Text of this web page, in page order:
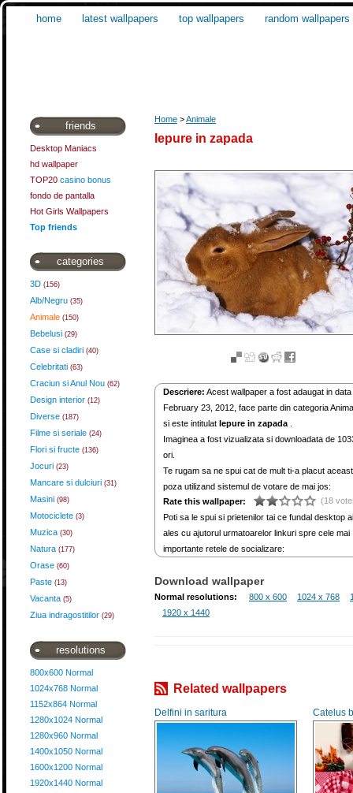
home latest wallpapers top wallpapers random wallpapers
friends
Desktop Maniacs
hd wallpaper
TOP20 casino bonus
fondo de pantalla
Hot Girls Wallpapers
Top friends
categories
3D (156)
Alb/Negru (35)
Animale (150)
Bebelusi (29)
Case si cladiri (40)
Celebritati (63)
Craciun si Anul Nou (62)
Design interior (12)
Diverse (187)
Filme si seriale (24)
Flori si fructe (136)
Jocuri (23)
Mancare si dulciuri (31)
Masini (98)
Motociclete (3)
Muzica (30)
Natura (177)
Orase (60)
Paste (13)
Vacanta (5)
Ziua indragostitilor (29)
resolutions
800x600 Normal
1024x768 Normal
1152x864 Normal
1280x1024 Normal
1280x960 Normal
1400x1050 Normal
1600x1200 Normal
1920x1440 Normal
Home >Animale
Iepure in zapada
Descriere: Acest wallpaper a fost adaugat in data
February 23, 2012, face parte din categoria
si este intitulat Iepure in zapada
Imaginea a fost vizualizata si downloadata de
ori.
Te rugam sa ne spui cat de mult ti-a placut
poza utilizand sistemul de votare de mai jos:
Rate this wallpaper:
(18
Poti sa le spui si prietenilor tai ce fundal desktop ai
ales cu ajutorul urmatoarelor linkuri spre cele mai
importante retele de socializare:
Download wallpaper
Normal resolutions: 800 x 600 1024 x 768
1920 x 1440
Related wallpapers
Delfini in saritura Catelus